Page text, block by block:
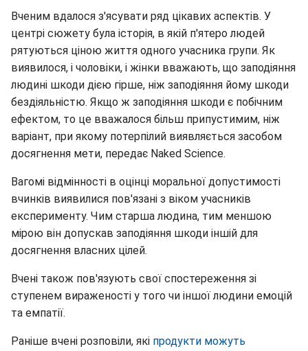
Вченим вдалося з'ясувати ряд цікавих аспектів. У
центрі сюжету була історія, в якій п'ятеро людей
рятуються ціною життя одного учасника групи. Як
виявилося, і чоловіки, і жінки вважають, що заподіяння
людині шкоди дією гірше, ніж заподіяння йому шкоди
бездіяльністю. Якщо ж заподіяння шкоди є побічним
ефектом, то це вважалося більш припустимим, ніж
варіант, при якому потерпілий виявляється засобом
досягнення мети, передає Naked Science.
Вагомі відмінності в оцінці моральної допустимості
вчинків виявилися пов'язані з віком учасників
експерименту. Чим старша людина, тим меншою
мірою він допускав заподіяння шкоди іншій для
досягнення власних цілей.
Вчені також пов'язують свої спостереження зі
ступенем вираженості у того чи іншої людини емоцій
та емпатії.
Раніше вчені розповіли, які продукти можуть